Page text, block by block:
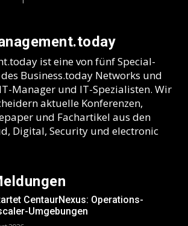
ist eine von fünf Special-
Business.today Networks und
Manager und IT-Spezialisten. Wir
aktuelle Konferenzen,
und Fachartikel aus den
Digital, Security und electronic
CentaurNexus: Operations-
Umgebungen